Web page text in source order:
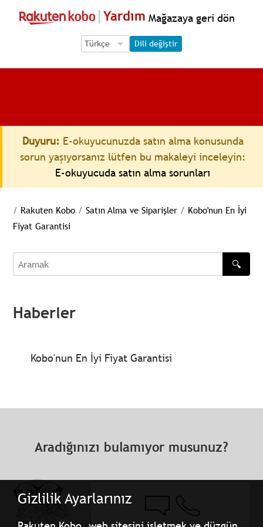
Gizlilik Ayarlarınız
Yardım Mağazaya geri dön
Language Selection
Language Selection
Dili değiştir
Duyuru: E-okuyucunuzda satın alma konusunda
sorun yaşıyorsanız lütfen bu makaleyi inceleyin:
E-okuyucuda satın alma sorunları
/ Rakuten Kobo / Satın Alma ve Siparişler / Kobo'nun En İyi
Fiyat Garantisi
Aramak
🔍
Haberler
Kobo'nun En İyi Fiyat Garantisi
Aradığınızı bulamıyor musunuz?